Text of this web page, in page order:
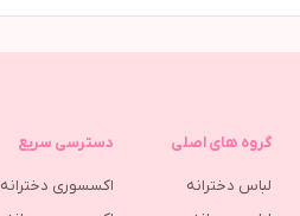
گروه های اصلی
لباس دخترانه
دسترسی سریع
اکسسوری دخترانه